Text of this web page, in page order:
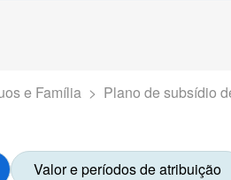
e Família > Plano de subsídio
Valor e períodos de atribuição